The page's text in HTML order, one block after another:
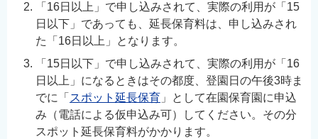
「16日以上」で申し込みされて、実際の利用が「15
日以下」であっても、延長保育料は、申し込みされ
た「16日以上」となります。
「15日以下」で申し込みされて、実際の利用が「16
日以上」になるときはその都度、登園日の午後3時ま
でに「 スポット延長保育 」として在園保育園に申込
み（電話による仮申込み可）してください。その分
スポット延長保育料がかかります。